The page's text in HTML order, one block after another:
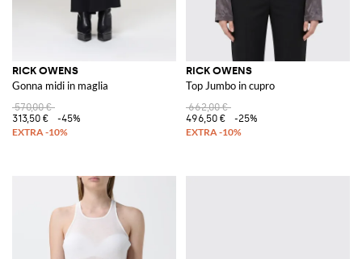
RICK OWENS
Gonna midi in maglia
570,00 €
313,50 €
-45%
RICK OWENS
Top Jumbo in cupro
662,00 €
496,50 €
-25%